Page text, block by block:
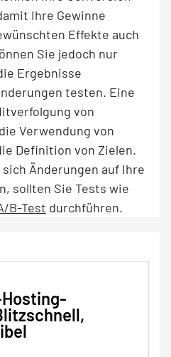
Ihre Gewinne
Effekte auch
Sie jedoch nur
Ergebnisse
testen. Eine
von
Verwendung von
Definition von Zielen.
Änderungen auf Ihre
sollten Sie Tests wie
B-Test durchführen.